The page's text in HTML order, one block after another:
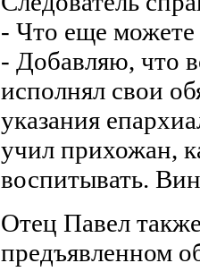
- Что еще можете
- Добавляю, что
исполнял свои
указания
учил прихожан,
воспитывать.
Отец Павел
предъявленном